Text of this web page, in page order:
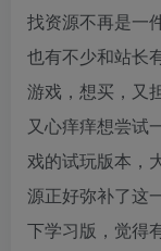
找资源不再是一
也有不少和站长
游戏，想买，又
又心痒痒想尝试
戏的试玩版本，
源正好弥补了这
下学习版，觉得